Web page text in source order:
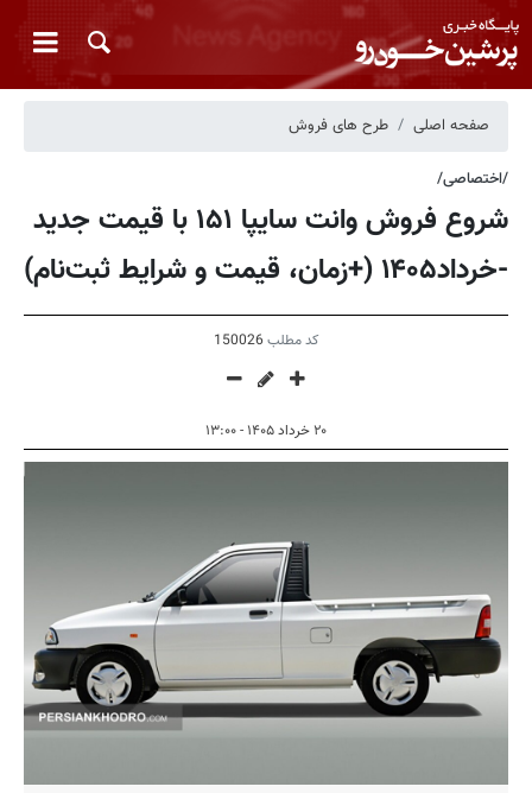
صفحه اصلی طرح های فروش
/اختصاصی/
شروع فروش وانت سایپا ۱۵۱ با قیمت جدید
-خرداد۱۴۰۵ (+زمان، قیمت و شرایط ثبت‌نام)
کد مطلب 150026
۲۰ خرداد ۱۴۰۵ - ۱۳:۰۰